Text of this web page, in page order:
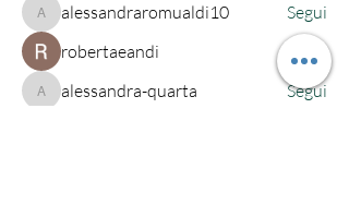
alessandraromualdi10
alessandraromualdi10
Segui
robertaeandi
Segui
alessandra-quarta
alessandra-quarta
Segui